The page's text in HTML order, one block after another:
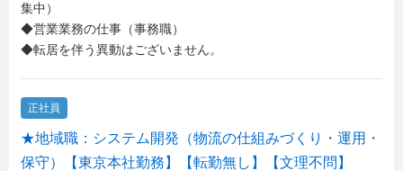
集中）
◆営業業務の仕事（事務職）
◆転居を伴う異動はございません。
正社員
★地域職：システム開発（物流の仕組みづくり・運用・
保守）【東京本社勤務】【転勤無し】【文理不問】